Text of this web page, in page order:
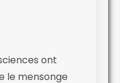
ont
le mensonge